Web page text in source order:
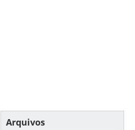
Arquivos